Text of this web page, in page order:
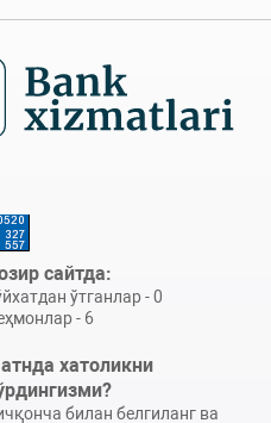
сайтда:
ўтганлар - 0
- 6
хатоликни
билан белгиланг ва